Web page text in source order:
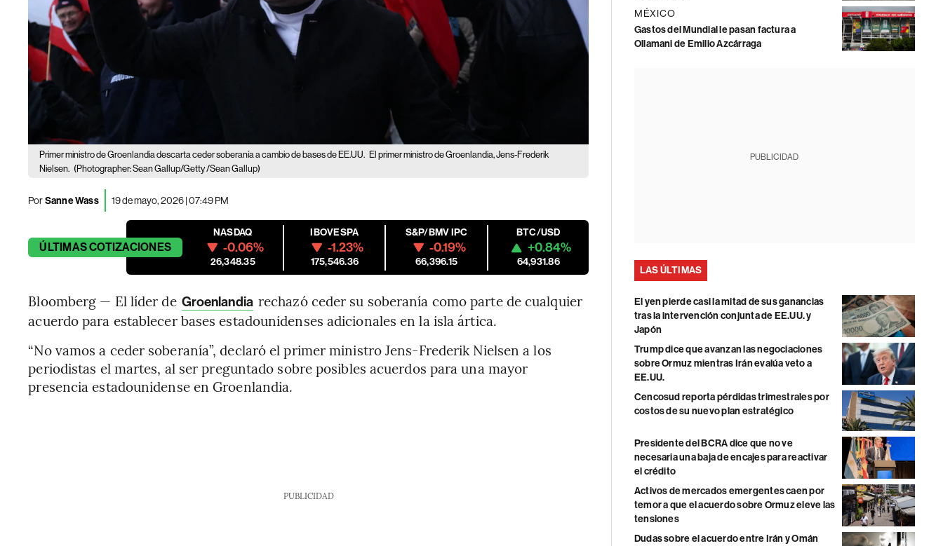
Primer ministro de Groenlandia descarta ceder soberanía a cambio de bases de EE.UU. El primer ministro de Groenlandia, Jens-Frederik
Nielsen. (Photographer: Sean Gallup/Getty /Sean Gallup)
PorSanne Wass 19 de mayo, 2026 | 07:49 PM
ÚLTIMASCOTIZACIONES
NASDAQ
-0.06%
26,348.35
IBOVESPA
-1.23%
175,546.36
S&P/BMV IPC
-0.19%
66,396.15
BTC/USD
+0.84%
64,931.86
Bloomberg — El líder de Groenlandia rechazó ceder su soberanía como parte de cualquier
acuerdo para establecer bases estadounidenses adicionales en la isla ártica.
“No vamos a ceder soberanía”, declaró el primer ministro Jens-Frederik Nielsen a los
periodistas el martes, al ser preguntado sobre posibles acuerdos para una mayor
presencia estadounidense en Groenlandia.
PUBLICIDAD
MÉXICO
Gastos del Mundial le pasan factura a
Ollamani de Emilio Azcárraga
PUBLICIDAD
LAS ÚLTIMAS
El yen pierde casi la mitad de sus ganancias
tras la intervención conjunta de EE.UU. y
Japón
Trump dice que avanzan las negociaciones
sobre Ormuz mientras Irán evalúa veto a
EE.UU.
Cencosud reporta pérdidas trimestrales por
costos de su nuevo plan estratégico
Presidente del BCRA dice que no ve
necesaria una baja de encajes para reactivar
el crédito
Activos de mercados emergentes caen por
temor a que el acuerdo sobre Ormuz eleve las
tensiones
Dudas sobre el acuerdo entre Irán y Omán